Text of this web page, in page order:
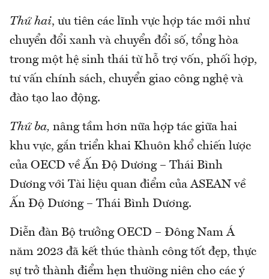
Thứ hai, ưu tiên các lĩnh vực hợp tác mới như
chuyển đổi xanh và chuyển đổi số, tổng hòa
trong một hệ sinh thái từ hỗ trợ vốn, phối hợp,
tư vấn chính sách, chuyển giao công nghệ và
đào tạo lao động.
Thứ ba, nâng tầm hơn nữa hợp tác giữa hai
khu vực, gắn triển khai Khuôn khổ chiến lược
của OECD về Ấn Độ Dương – Thái Bình
Dương với Tài liệu quan điểm của ASEAN về
Ấn Độ Dương – Thái Bình Dương.
Diễn đàn Bộ trưởng OECD – Đông Nam Á
năm 2023 đã kết thúc thành công tốt đẹp, thực
sự trở thành điểm hẹn thường niên cho các ý